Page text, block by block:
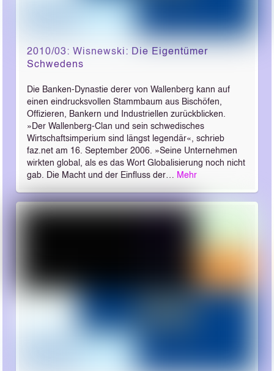
2010/03: Wisnewski: Die Eigentümer
Schwedens
Die Banken-Dynastie derer von Wallenberg kann auf
einen eindrucksvollen Stammbaum aus Bischöfen,
Offizieren, Bankern und Industriellen zurückblicken.
»Der Wallenberg-Clan und sein schwedisches
Wirtschaftsimperium sind längst legendär«, schrieb
faz.net am 16. September 2006. »Seine Unternehmen
wirkten global, als es das Wort Globalisierung noch nicht
gab. Die Macht und der Einfluss der… Mehr